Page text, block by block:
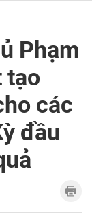
Phạm
tạo
các
đầu